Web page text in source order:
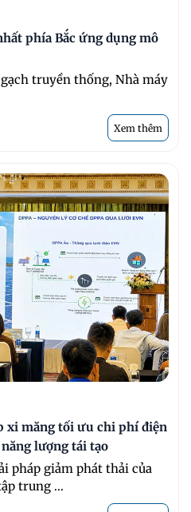
phía Bắc ứng dụng mô
truyền thống, Nhà máy
Xem thêm
xi măng tối ưu chi phí điện
lượng tái tạo
pháp giảm phát thải của
trung ...